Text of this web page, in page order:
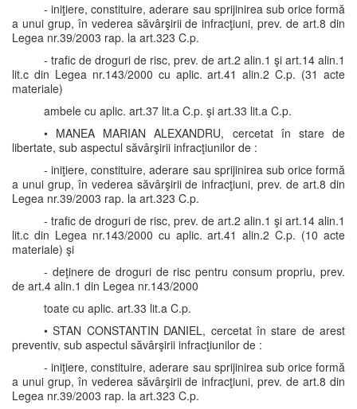
- iniţiere, constituire, aderare sau sprijinirea sub orice formă
a unui grup, în vederea săvârşirii de infracţiuni, prev. de art.8 din
Legea nr.39/2003 rap. la art.323 C.p.
- trafic de droguri de risc, prev. de art.2 alin.1 şi art.14 alin.1
lit.c din Legea nr.143/2000 cu aplic. art.41 alin.2 C.p. (31 acte
materiale)
ambele cu aplic. art.37 lit.a C.p. şi art.33 lit.a C.p.
• MANEA MARIAN ALEXANDRU, cercetat în stare de
libertate, sub aspectul săvârşirii infracţiunilor de :
- iniţiere, constituire, aderare sau sprijinirea sub orice formă
a unui grup, în vederea săvârşirii de infracţiuni, prev. de art.8 din
Legea nr.39/2003 rap. la art.323 C.p.
- trafic de droguri de risc, prev. de art.2 alin.1 şi art.14 alin.1
lit.c din Legea nr.143/2000 cu aplic. art.41 alin.2 C.p. (10 acte
materiale) şi
- deţinere de droguri de risc pentru consum propriu, prev.
de art.4 alin.1 din Legea nr.143/2000
toate cu aplic. art.33 lit.a C.p.
• STAN CONSTANTIN DANIEL, cercetat în stare de arest
preventiv, sub aspectul săvârşirii infracţiunilor de :
- iniţiere, constituire, aderare sau sprijinirea sub orice formă
a unui grup, în vederea săvârşirii de infracţiuni, prev. de art.8 din
Legea nr.39/2003 rap. la art.323 C.p.